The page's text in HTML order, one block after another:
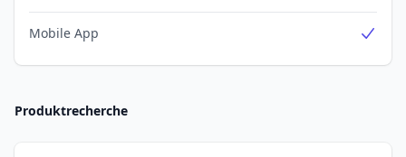
Mobile App
Produktrecherche